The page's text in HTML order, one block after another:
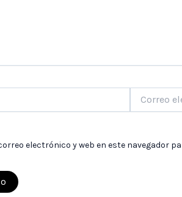
electrónico*
electrónico y web en este navegador